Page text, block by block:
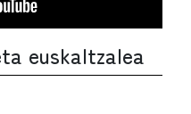
euskaltzalea